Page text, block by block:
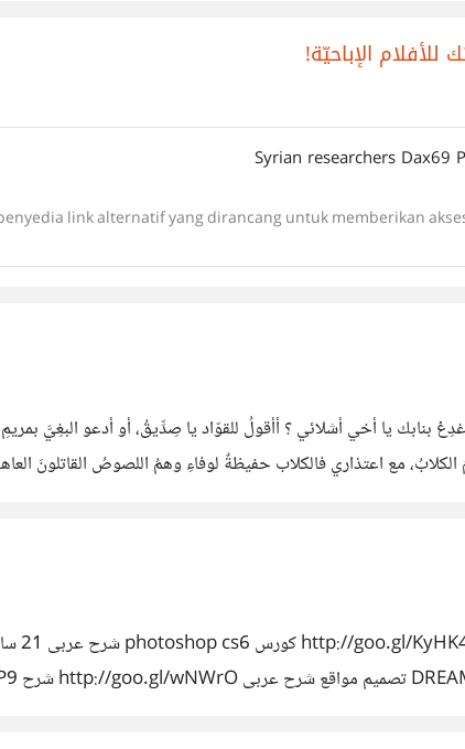
الإباحيّة!
Syrian researchers Dax69
link alternatif yang dirancang untuk memberikan
بنابك يا أخي أشلائي ؟ أأقولُ للقوّاد يا صِدِّيقُ، أو أدعو البغِيَّ
مع اعتذاري فالكلاب حفيظةٌ لوفاءِ وهمُ اللصوصُ القاتلونَ